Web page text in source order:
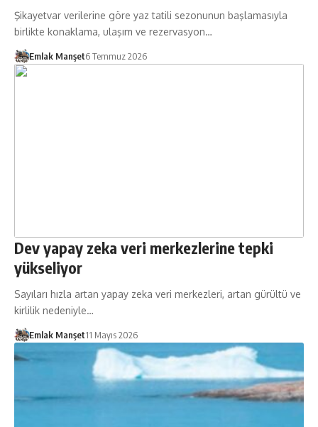
Şikayetvar verilerine göre yaz tatili sezonunun başlamasıyla
birlikte konaklama, ulaşım ve rezervasyon…
Emlak Manşet6 Temmuz 2026
Dev yapay zeka veri merkezlerine tepki
yükseliyor
Sayıları hızla artan yapay zeka veri merkezleri, artan gürültü ve
kirlilik nedeniyle…
Emlak Manşet11 Mayıs 2026